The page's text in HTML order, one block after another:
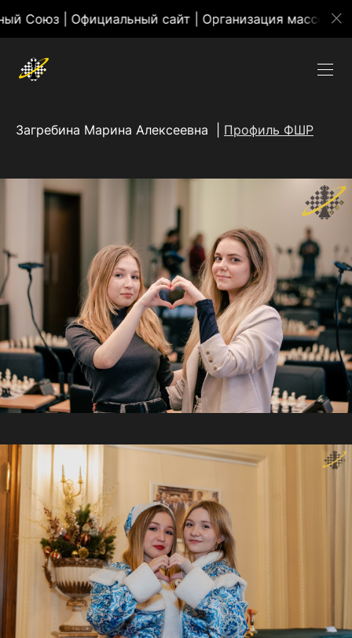
сайт | Организация массовых
Загребина Марина Алексеевна | Профиль ФШР